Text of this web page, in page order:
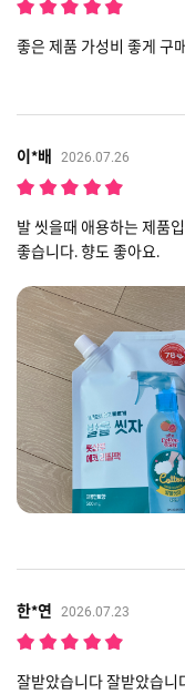
좋은 제품 가성비 좋게 구
이*배 2026.07.26
발 씻을때 애용하는 제품
좋습니다. 향도 좋아요.
한*연 2026.07.23
잘받았습니다 잘받았습니